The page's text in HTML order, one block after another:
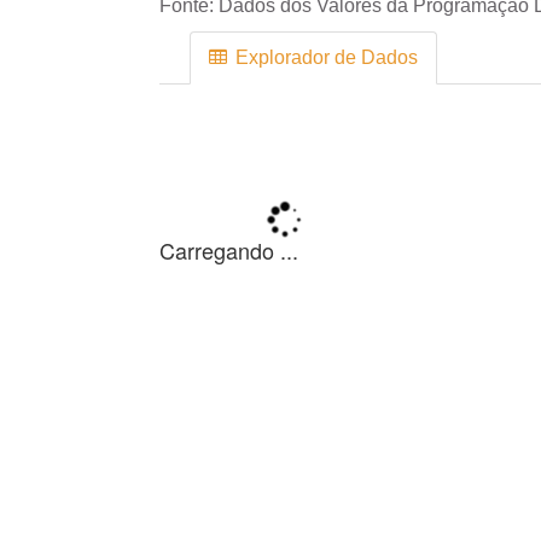
Fonte: Dados dos Valores da Programação
Explorador de Dados